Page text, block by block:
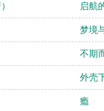
启航
梦境
不期
外壳
瘾